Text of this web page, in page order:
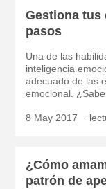
Gestiona tus
pasos
Una de las
inteligencia
adecuado de las
emocional.
8 May 2017
¿Cómo
patrón de